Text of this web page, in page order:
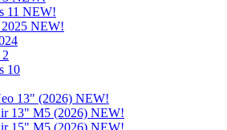
11 NEW!
NEW!
10
13" (2026) NEW!
13" M5 (2026) NEW!
15" M5 (2026) NEW!